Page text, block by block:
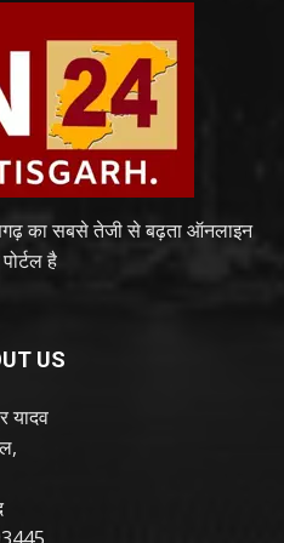
का सबसे तेजी से बढ़ता ऑनलाइन
है
US
यादव